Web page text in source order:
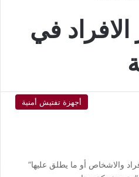
في
أجهزة تفتيش أمنية
والاشخاص أو ما يطلق عليها”